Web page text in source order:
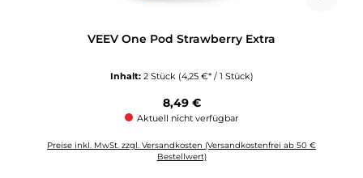
VEEV One Pod Strawberry Extra
Inhalt: 2 Stück (4,25 €* / 1 Stück)
Regulärer Preis:
8,49 €
Aktuell nicht verfügbar
Preise inkl. MwSt. zzgl. Versandkosten (Versandkostenfrei ab 50 €
Bestellwert)